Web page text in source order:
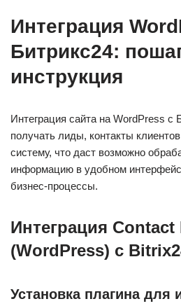
Интеграция
Битрикс24:
инструкция
Интеграция сайта на WordPress с
получать лиды, контакты
систему, что даст возможно
информацию в удобном
бизнес-процессы.
Интеграция Contact
(WordPress) с
Установка плагина для